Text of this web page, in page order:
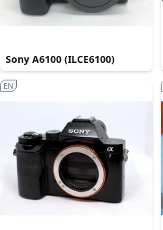
Sony A6100 (ILCE6100)
EN